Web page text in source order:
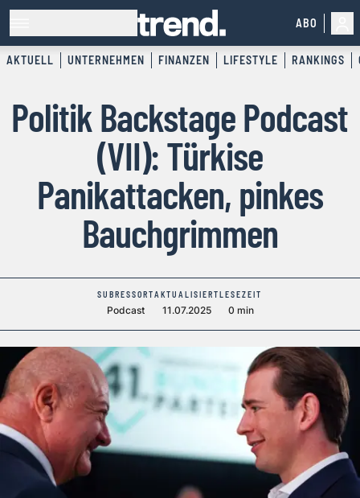
ABO
AKTUELL UNTERNEHMEN FINANZEN LIFESTYLE RANKINGS
Politik Backstage Podcast
(VII): Türkise
Panikattacken, pinkes
Bauchgrimmen
SUBRESSORT
Podcast
AKTUALISIERT
11.07.2025
LESEZEIT
0 min